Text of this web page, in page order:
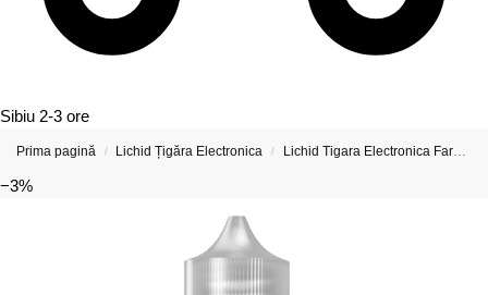
Sibiu 2-3 ore
Prima pagină / Lichid Țigăra Electronica / Lichid Tigara Electronica Fara Nicotina
−3%